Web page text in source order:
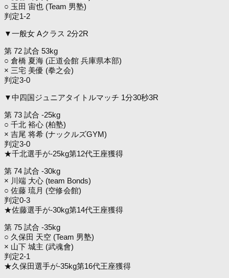
○ 玉田 宙也 (Team 男塾)
判定1-2
▼一般女 Aクラス 2分2R
第 72 試合 53kg
○ 倉橋 夏海 (正道会館 兵庫県本部)
× 三宅 美優 (拳之会)
判定3-0
▼中四国ジュニアタイトルマッチ 1分30秒3R
第 73 試合 -25kg
○ 千北 裕心 (柏塾)
× 吉尾 将希 (ナックルズGYM)
判定3-0
★千北選手が-25kg第12代王座獲得
第 74 試合 -30kg
× 川端 大心 (team Bonds)
○ 佐藤 琉月 (空修会館)
判定0-3
★佐藤選手が-30kg第14代王座獲得
第 75 試合 -35kg
○ 久保田 天空 (Team 男塾)
× 山下 城主 (武魂會)
判定2-1
★久保田選手が-35kg第16代王座獲得